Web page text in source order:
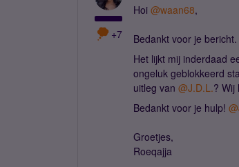
+7
Hoi @waan68,
Bedankt voor je
Het lijkt mij inderdaad
ongeluk geblokkeerd
uitleg van @J.D.L.? Wij
Bedankt voor je hulp!
Groetjes,
Roeqajja